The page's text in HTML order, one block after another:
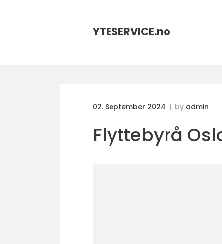
YTESERVICE.no
02. September 2024 by admin
Flyttebyrå